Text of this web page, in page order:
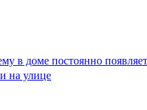
в доме постоянно
на улице